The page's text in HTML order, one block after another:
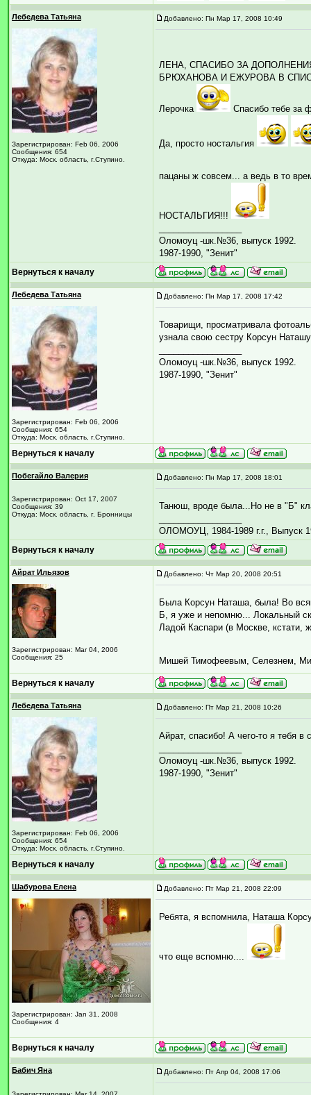
Лебедева Татьяна
Зарегистрирован: Feb 06, 2006
Сообщения: 654
Откуда: Моск. область, г.Ступино.
Добавлено: Пн Мар 17, 2008 10:49
ЛЕНА, СПАСИБО ЗА
БРЮХАНОВА И ЕЖУРОВА В
Лерочка Спасибо тебе за
Да, просто ностальгия
пацаны ж совсем... а ведь в то
НОСТАЛЬГИЯ!!!
Оломоуц -шк.№36, выпуск 1992.
1987-1990, "Зенит"
Вернуться к началу
Лебедева Татьяна
Зарегистрирован: Feb 06, 2006
Сообщения: 654
Откуда: Моск. область, г.Ступино.
Добавлено: Пн Мар 17, 2008 17:42
Товарищи, просматривала
узнала свою сестру Корсун
Оломоуц -шк.№36, выпуск 1992.
1987-1990, "Зенит"
Вернуться к началу
Побегайло Валерия
Зарегистрирован: Oct 17, 2007
Сообщения: 39
Откуда: Моск. область, г. Бронницы
Добавлено: Пн Мар 17, 2008 18:01
Танюш, вроде была...Но не в "Б"
ОЛОМОУЦ, 1984-1989 г.г., Выпуск
Вернуться к началу
Айрат Ильязов
Зарегистрирован: Mar 04, 2006
Сообщения: 25
Добавлено: Чт Мар 20, 2008 20:51
Была Корсун Наташа, была! Во
Б, я уже и непомню... Локальный
Ладой Каспари (в Москве,
Мишей Тимофеевым, Селезнем,
Вернуться к началу
Лебедева Татьяна
Зарегистрирован: Feb 06, 2006
Сообщения: 654
Откуда: Моск. область, г.Ступино.
Добавлено: Пт Мар 21, 2008 10:26
Айрат, спасибо! А чего-то я тебя
Оломоуц -шк.№36, выпуск 1992.
1987-1990, "Зенит"
Вернуться к началу
Шабурова Елена
Зарегистрирован: Jan 31, 2008
Сообщения: 4
Добавлено: Пт Мар 21, 2008 22:09
Ребята, я вспомнила, Наташа
что еще вспомню....
Вернуться к началу
Бабич Яна Добавлено: Пт Апр 04, 2008 17:06